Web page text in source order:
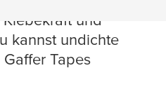
und
kannst undichte
Tapes